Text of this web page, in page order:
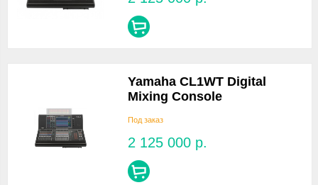
Yamaha CL1WT Digital
Mixing Console
Под заказ
2 125 000 р.